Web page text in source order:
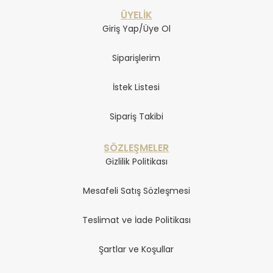
ÜYELİK
Giriş Yap/Üye Ol
Siparişlerim
İstek Listesi
Sipariş Takibi
SÖZLEŞMELER
Gizlilik Politikası
Mesafeli Satış Sözleşmesi
Teslimat ve İade Politikası
Şartlar ve Koşullar